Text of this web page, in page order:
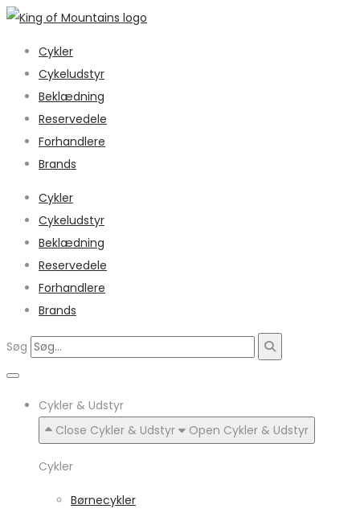
Cykler
Cykeludstyr
Beklædning
Reservedele
Forhandlere
Brands
Cykler
Cykeludstyr
Beklædning
Reservedele
Forhandlere
Brands
Søg
Cykler & Udstyr
Close Cykler & Udstyr
Open Cykler & Udstyr
Cykler
Børnecykler